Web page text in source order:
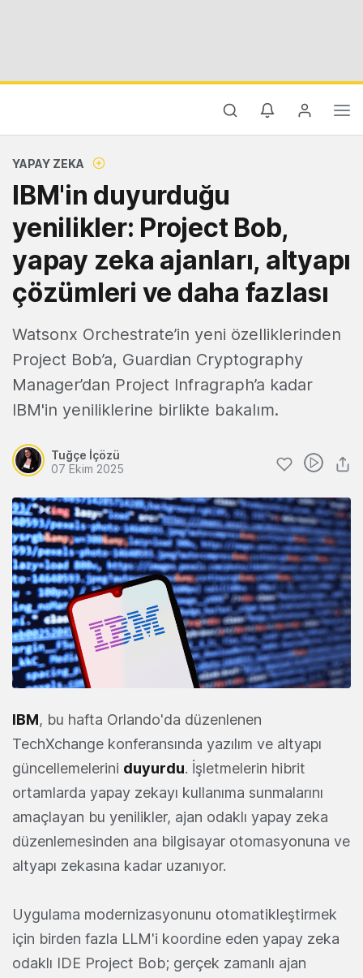
YAPAY ZEKA
IBM'in duyurduğu
yenilikler: Project Bob,
yapay zeka ajanları, altyapı
çözümleri ve daha fazlası
Watsonx Orchestrate’in yeni özelliklerinden
Project Bob’a, Guardian Cryptography
Manager’dan Project Infragraph’a kadar
IBM'in yeniliklerine birlikte bakalım.
Tuğçe İçözü
07 Ekim 2025
IBM, bu hafta Orlando'da düzenlenen
TechXchange konferansında yazılım ve altyapı
güncellemelerini duyurdu. İşletmelerin hibrit
ortamlarda yapay zekayı kullanıma sunmalarını
amaçlayan bu yenilikler, ajan odaklı yapay zeka
düzenlemesinden ana bilgisayar otomasyonuna ve
altyapı zekasına kadar uzanıyor.
Uygulama modernizasyonunu otomatikleştirmek
için birden fazla LLM'i koordine eden yapay zeka
odaklı IDE Project Bob; gerçek zamanlı ajan